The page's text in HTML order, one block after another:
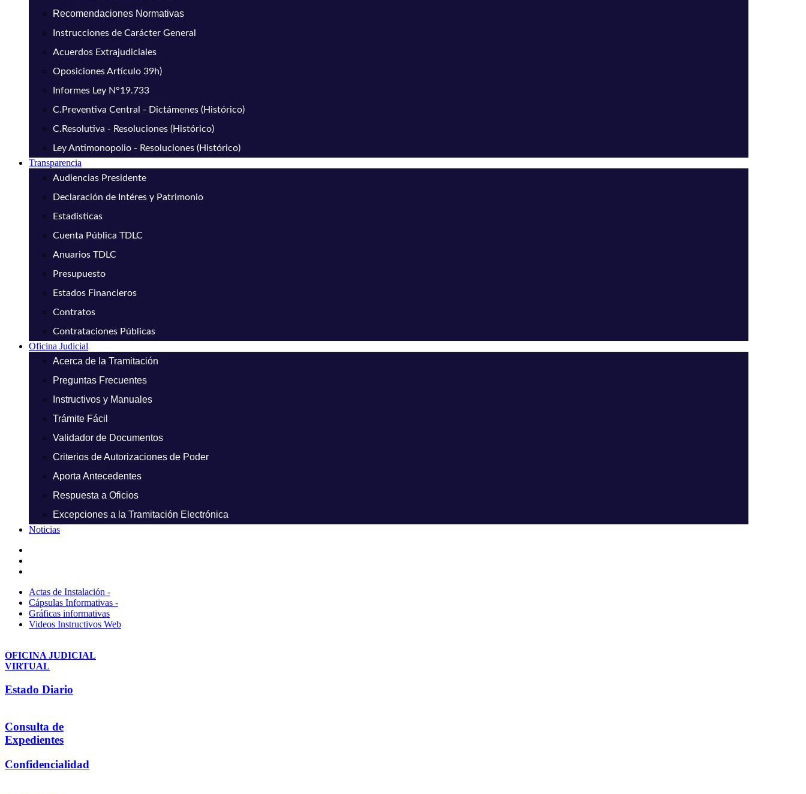
Recomendaciones Normativas
Instrucciones de Carácter General
Acuerdos Extrajudiciales
Oposiciones Artículo 39h)
Informes Ley N°19.733
C.Preventiva Central - Dictámenes (Histórico)
C.Resolutiva - Resoluciones (Histórico)
Ley Antimonopolio - Resoluciones (Histórico)
Transparencia
Audiencias Presidente
Declaración de Intéres y Patrimonio
Estadísticas
Cuenta Pública TDLC
Anuarios TDLC
Presupuesto
Estados Financieros
Contratos
Contrataciones Públicas
Oficina Judicial
Acerca de la Tramitación
Preguntas Frecuentes
Instructivos y Manuales
Trámite Fácil
Validador de Documentos
Criterios de Autorizaciones de Poder
Aporta Antecedentes
Respuesta a Oficios
Excepciones a la Tramitación Electrónica
Noticias
Actas de Instalación -
Cápsulas Informativas -
Gráficas informativas
Videos Instructivos Web
OFICINA JUDICIAL
VIRTUAL
Estado Diario
Consulta de
Expedientes
Confidencialidad